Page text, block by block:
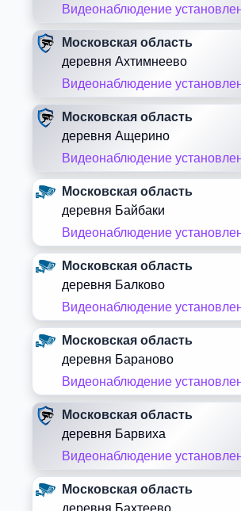
Видеонаблюдение
Московская область
деревня Ахтимнеево
Видеонаблюдение
Московская область
деревня Ащерино
Видеонаблюдение
Московская область
деревня Байбаки
Видеонаблюдение
Московская область
деревня Балково
Видеонаблюдение
Московская область
деревня Бараново
Видеонаблюдение
Московская область
деревня Барвиха
Видеонаблюдение
Московская область